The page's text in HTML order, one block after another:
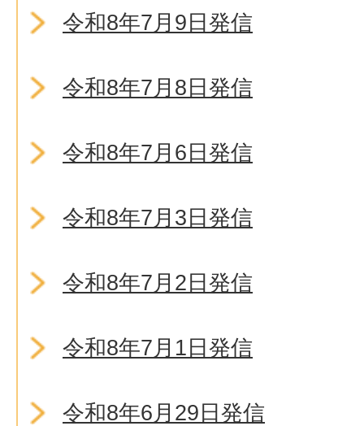
令和8年7月9日発信
令和8年7月8日発信
令和8年7月6日発信
令和8年7月3日発信
令和8年7月2日発信
令和8年7月1日発信
令和8年6月29日発信